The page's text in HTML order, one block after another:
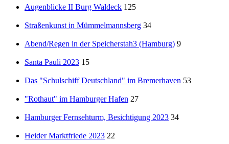
Augenblicke II Burg Waldeck 125
Straßenkunst in Mümmelmannsberg 34
Abend/Regen in der Speicherstah3 (Hamburg) 9
Santa Pauli 2023 15
Das "Schulschiff Deutschland" im Bremerhaven 53
"Rothaut" im Hamburger Hafen 27
Hamburger Fernsehturm, Besichtigung 2023 34
Heider Marktfriede 2023 22